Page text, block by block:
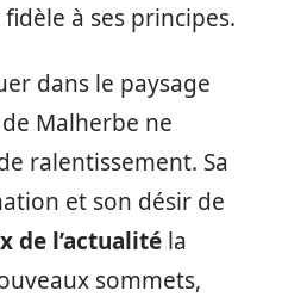
à ses principes.
dans le paysage
Malherbe ne
ralentissement. Sa
et son désir de
de l’actualité la
sommets,